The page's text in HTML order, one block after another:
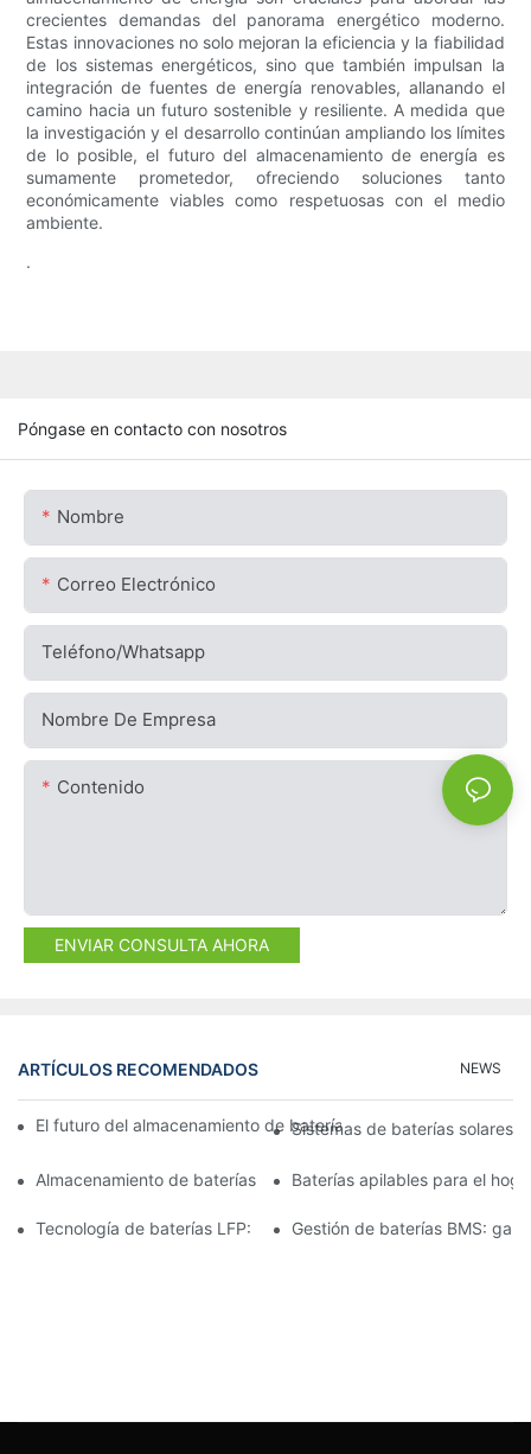
crecientes demandas del panorama energético moderno.
Estas innovaciones no solo mejoran la eficiencia y la fiabilidad
de los sistemas energéticos, sino que también impulsan la
integración de fuentes de energía renovables, allanando el
camino hacia un futuro sostenible y resiliente. A medida que
la investigación y el desarrollo continúan ampliando los límites
de lo posible, el futuro del almacenamiento de energía es
sumamente prometedor, ofreciendo soluciones tanto
económicamente viables como respetuosas con el medio
ambiente.
.
Póngase en contacto con nosotros
Nombre
Correo Electrónico
Teléfono/whatsapp
Nombre De Empresa
Contenido
ENVIAR CONSULTA AHORA
ARTÍCULOS RECOMENDADOS NEWS
El futuro del almacenamiento de baterías comerciales:
Sistemas de baterías solares
Almacenamiento de baterías de 15 kW: Impulsando su futuro
Baterías apilables para el
Tecnología de baterías LFP: una opción sostenible para el
Gestión de baterías BMS: